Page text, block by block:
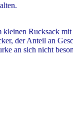
kleinen Rucksack
der Anteil an
an sich nicht